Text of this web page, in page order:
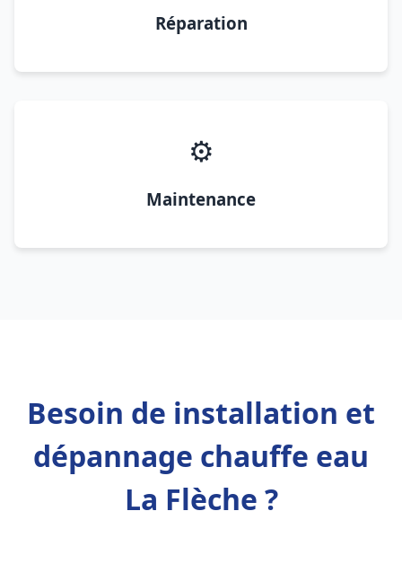
Réparation
⚙️
Maintenance
Besoin de installation et
dépannage chauffe eau
La Flèche ?